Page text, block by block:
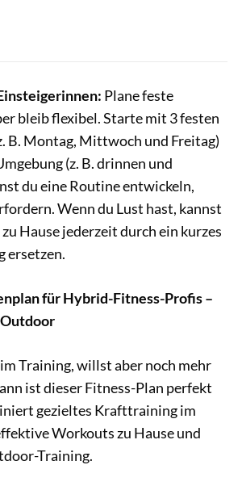
Plane feste
bleib flexibel.Starte mit 3 festen
B. Montag, Mittwoch und Freitag)
(z. B. drinnen und
du eine Routine entwickeln,
Wenn du Lust hast, kannst
Hause jederzeit durch ein kurzes
ersetzen.
für Hybrid-Fitness-Profis –
Training, willst aber noch mehr
ist dieser Fitness-Plan perfekt
gezieltes Krafttraining im
Workouts zu Hause und
Training.